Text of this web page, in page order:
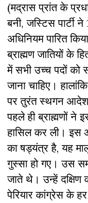
(मद्रास प्रांत के
बनी, जस्टिस पार्टी
अधिनियम पारित
ब्राह्मण जातियों के
में सभी उच्च पदों को
जाना चाहिए।
पर तुरंत स्थगन आदेश
पहले ही ब्राह्मणों ने
हासिल कर ली। इस
का षड्यंत्र है, यह
गुस्सा हो गए। उस
जाते थे। उन्हें दक्षिण
पेरियार कांग्रेस के